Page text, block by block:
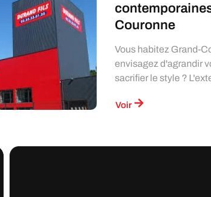
Couronne
Vous habitez Grand-
envisagez d'agrandir
sacrifier le style ?
Voir